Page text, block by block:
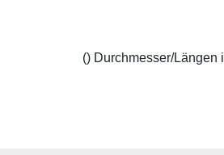
() Durchmesser/Längen